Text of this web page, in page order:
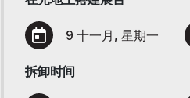
9 十一月, 星期一
拆卸时间